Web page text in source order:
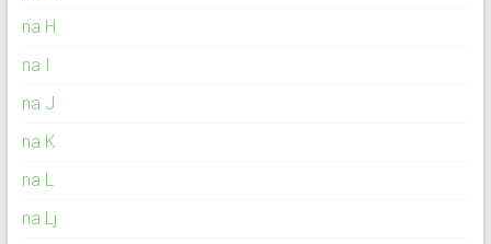
na H
na I
na J
na K
na L
na Lj